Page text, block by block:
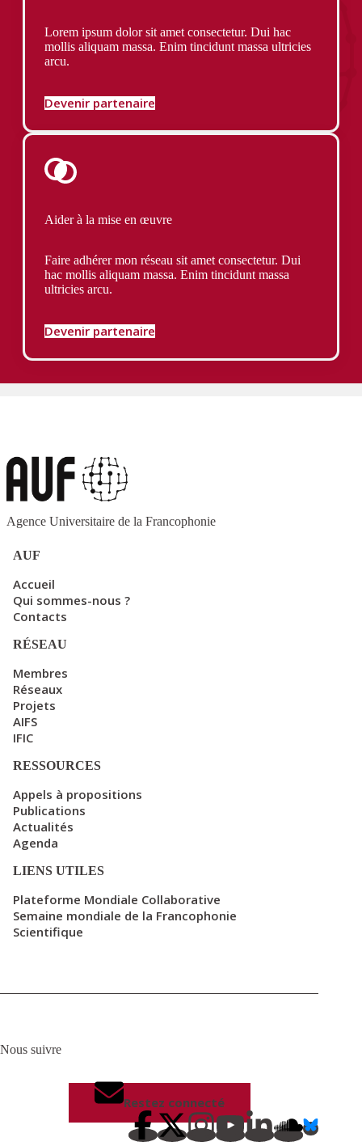
Lorem ipsum dolor sit amet consectetur. Dui hac
mollis aliquam massa. Enim tincidunt massa ultricies
arcu.
Devenir partenaire
Aider à la mise en œuvre
Faire adhérer mon réseau sit amet consectetur. Dui
hac mollis aliquam massa. Enim tincidunt massa
ultricies arcu.
Devenir partenaire
Agence Universitaire de la Francophonie
AUF
Accueil
Qui sommes-nous ?
Contacts
RÉSEAU
Membres
Réseaux
Projets
AIFS
IFIC
RESSOURCES
Appels à propositions
Publications
Actualités
Agenda
LIENS UTILES
Plateforme Mondiale Collaborative
Semaine mondiale de la Francophonie
Scientifique
Nous suivre
Restez connecté